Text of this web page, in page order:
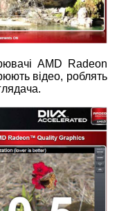
AMD Radeon
відео, роблять